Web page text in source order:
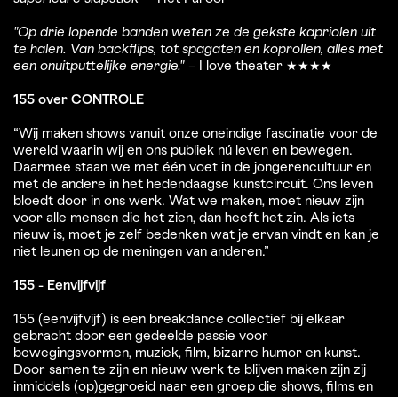
"Op drie lopende banden weten ze de gekste kapriolen uit
te halen. Van backflips, tot spagaten en koprollen, alles met
een onuitputtelijke energie." – I love theater ★★★★
155 over CONTROLE
“Wij maken shows vanuit onze oneindige fascinatie voor de
wereld waarin wij en ons publiek nú leven en bewegen.
Daarmee staan we met één voet in de jongerencultuur en
met de andere in het hedendaagse kunstcircuit. Ons leven
bloedt door in ons werk. Wat we maken, moet nieuw zijn
voor alle mensen die het zien, dan heeft het zin. Als iets
nieuw is, moet je zelf bedenken wat je ervan vindt en kan je
niet leunen op de meningen van anderen.”
155 - Eenvijfvijf
155 (eenvijfvijf) is een breakdance collectief bij elkaar
gebracht door een gedeelde passie voor
bewegingsvormen, muziek, film, bizarre humor en kunst.
Door samen te zijn en nieuw werk te blijven maken zijn zij
inmiddels (op)gegroeid naar een groep die shows, films en
Inzoomen